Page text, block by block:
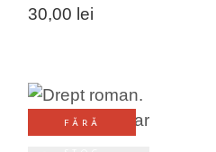
30,00 lei
FĂRĂ
VEZI